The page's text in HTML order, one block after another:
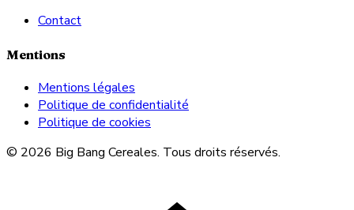
Contact
Mentions
Mentions légales
Politique de confidentialité
Politique de cookies
© 2026 Big Bang Cereales. Tous droits réservés.